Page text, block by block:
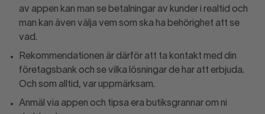
av appen kan man se betalningar av kunder i realtid och
man kan även välja vem som ska ha behörighet att se
vad.
Rekommendationen är därför att ta kontakt med din
företagsbank och se vilka lösningar de har att erbjuda.
Och som alltid, var uppmärksam.
Anmäl via appen och tipsa era butiksgrannar om ni